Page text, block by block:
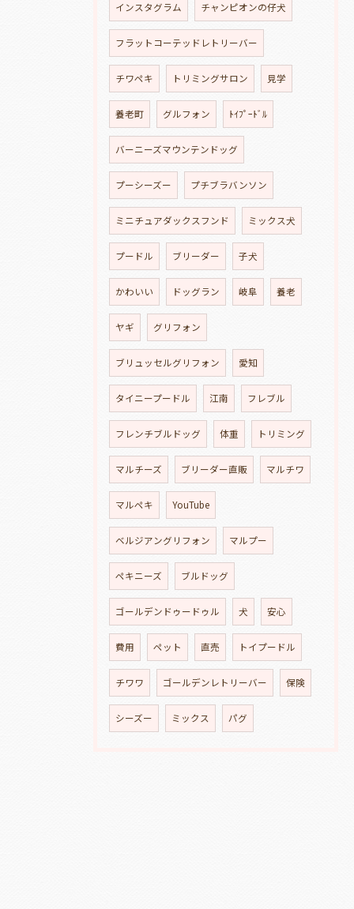
インスタグラム チャンピオンの仔犬
フラットコーテッドレトリーバー
チワペキ トリミングサロン 見学
養老町 グルフォン ﾄｲﾌﾟｰﾄﾞﾙ
バーニーズマウンテンドッグ
プーシーズー プチブラバンソン
ミニチュアダックスフンド ミックス犬
プードル ブリーダー 子犬
かわいい ドッグラン 岐阜 養老
ヤギ グリフォン
ブリュッセルグリフォン 愛知
タイニープードル 江南 フレブル
フレンチブルドッグ 体重 トリミング
マルチーズ ブリーダー直販 マルチワ
マルペキ YouTube
ベルジアングリフォン マルプー
ペキニーズ ブルドッグ
ゴールデンドゥードゥル 犬 安心
費用 ペット 直売 トイプードル
チワワ ゴールデンレトリーバー 保険
シーズー ミックス パグ